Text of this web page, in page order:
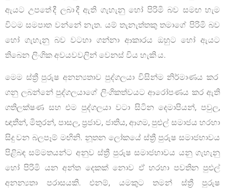
ඇයට උපතේ දී ලබා දී ඇති ගැහැනු හෝ පිරිමි බව සමඟ හැම
විටම සමපාත වන්නේ නැත. යම් තැනැත්තකු තමාගේ පිරිමි බව
හෝ ගැහැනු බව වටහා ගන්නා ආකාරය ඔහුට හෝ ඇයට
තිබෙන ලිංගික අවයවවලින් වෙනස් විය හැකි ය.
මෙම ස්ත්‍රී පුරුෂ අනන්‍යතාව පුද්ගලයා විසින්ම නිර්මාණය කර
ගනු ලබන්නේ පුද්ගලයාගේ ලිංගිකත්වයට ආරෝපණය කර ඇති
ගතිලක්ෂණ සහ එම පුද්ගලයා වටා සිටින දෙමාපියන්, පවුල,
ඥාතීන්, මිතුරන්, පාසල, ප්‍රජාව, ජාතිය, ආගම, පුළුල් සමාජය හරහා
සිදු වන බලපෑම් මඟිනි. නූතන ලෝකයේ ස්ත්‍රී පුරුෂ සමාජභාවය
පිළිබඳ සම්මතයන්ට අනුව ස්ත්‍රී පුරුෂ සමාජභාවය යනු ගැහැනු
හෝ පිරිමි යන අන්ත දෙකක් නොව ඒ හරහා පවතින පුළුල්
අනන්‍යතා පරාසයකි. එනම්, යමකුට තමන් ස්ත්‍රී පුරුෂ